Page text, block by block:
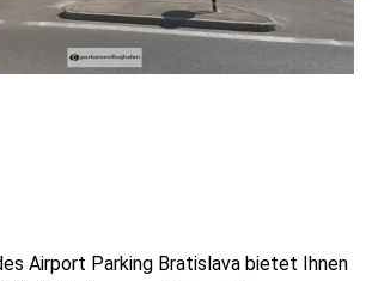
Airport Parking Bratislava bietet Ihnen